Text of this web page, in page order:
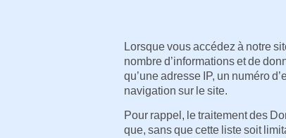
Lorsque vous accédez à notre
nombre d’informations et de
qu’une adresse IP, un numéro
navigation sur le site.‍
Pour rappel, le traitement des
que, sans que cette liste soit